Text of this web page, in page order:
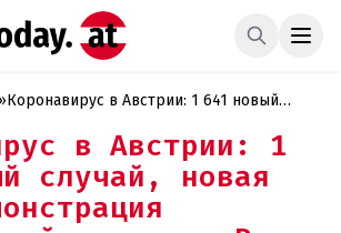
»Коронавирус в Австрии: 1 641 новый
отрицателей короны в Вене в выходные,
готовность австрийцев к вакцинации
значительно возросла, уже 76 случаев на
курсе лыжных инструкторов Зальцбурга
в Австрии: 1
случай, новая